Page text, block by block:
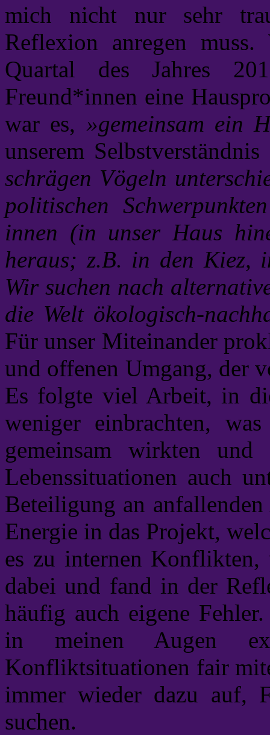
mich nicht nur sehr
Reflexion anregen
Quartal des Jahres
Freund*innen eine
war es, »gemeinsam ein
unserem
schrägen Vögeln
politischen
innen (in unser Haus
heraus; z.B. in den Kiez,
Wir suchen nach
die Welt ökologisch-
Für unser Miteinander
und offenen Umgang, der
Es folgte viel Arbeit, in
weniger einbrachten,
gemeinsam wirkten und
Lebenssituationen auch
Beteiligung an
Energie in das Projekt,
es zu internen
dabei und fand in der
häufig auch eigene
in meinen Augen
Konfliktsituationen fair
immer wieder dazu auf,
suchen.